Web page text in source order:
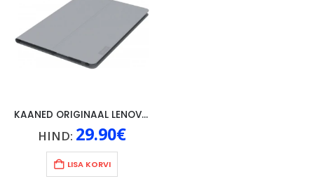
KAANED ORIGINAAL LENOVO TAB 4 10″, HALL
HIND: 29.90€
LISA KORVI